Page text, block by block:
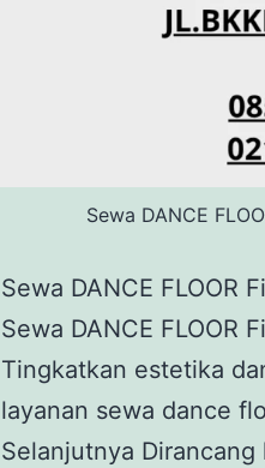
Sewa DANCE
Sewa DANCE FLOOR
Sewa DANCE FLOOR
Tingkatkan estetika
layanan sewa dance
Selanjutnya